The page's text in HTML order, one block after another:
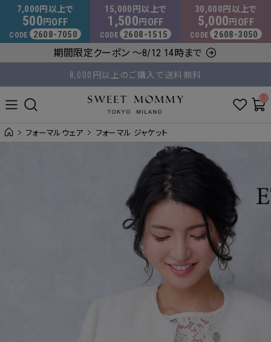
マタニティウェア・授乳服のスウィートマミー
7,000 円以上で
500 円 OFF
CODE 2608-7050
15,000 円以上で
1,500 円 OFF
CODE 2608-1515
30,000 円以上で
5,000 円 OFF
CODE 2608-3050
期間限定クーポン ～8/12 14時まで
8,000円以上のご購入で送料無料
平日14時 / 土日祝12時まで のご注文で当日出荷！
フォーマルウェア フォーマル ジャケット